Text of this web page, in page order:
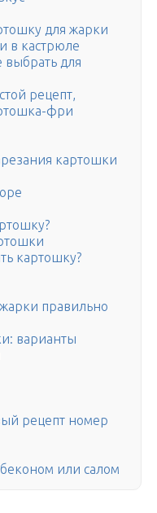
для жарки
в кастрюле
для
рецепт,
фри
картошки
картошку?
правильно
варианты
рецепт номер
или салом